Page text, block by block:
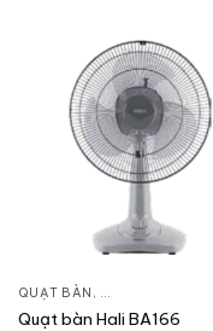
QUẠT BÀN , QUẠT ĐIỆN,
Quạt bàn Hali BA166